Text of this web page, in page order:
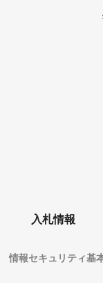
入札情報
情報セキュリティ基